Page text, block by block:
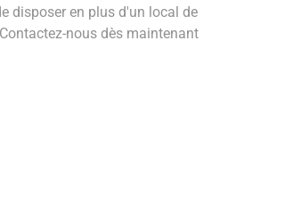
disposer en plus d'un local de
nous dès maintenant